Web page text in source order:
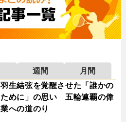
週間
月間
羽生結弦を覚醒させた「誰かの
ために」の思い 五輪連覇の偉
業への道のり